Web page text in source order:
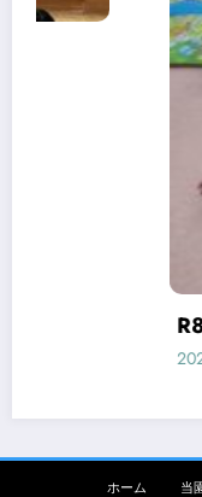
R8 めぐみら
岩
ホーム 当